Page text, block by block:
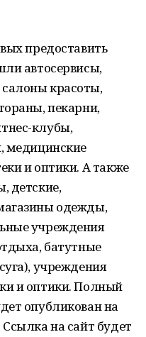
предоставить
автосервисы,
красоты,
пекарни,
клубы,
медицинские
и оптики. А также
детские,
одежды,
учреждения
батутные
учреждения
и оптики. Полный
опубликован на
на сайт будет